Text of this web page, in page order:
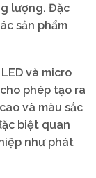
lượng. Đặc
sản phẩm
và micro
phép tạo ra
và màu sắc
biệt quan
như phát